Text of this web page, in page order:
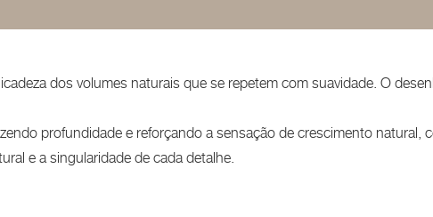
dos volumes naturais que se repetem com suavidade. O
profundidade e reforçando a sensação de crescimento natural,
e a singularidade de cada detalhe.